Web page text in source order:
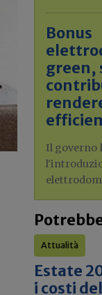
Bonus
green,
Il governo
Attualità
Estate
i costi